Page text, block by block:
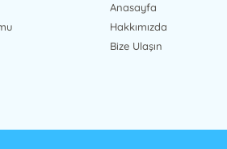
Anasayfa
Hakkımızda
Bize Ulaşın